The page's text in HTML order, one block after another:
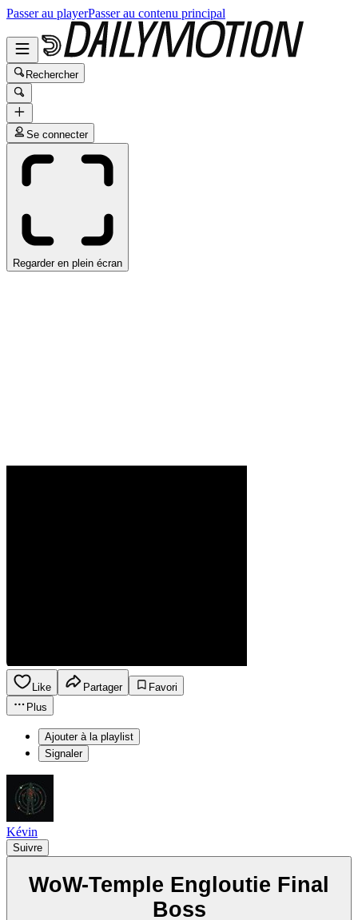
Passer au playerPasser au contenu principal
Rechercher
Se connecter
Regarder en plein écran
Like Partager
Favori
Plus
Ajouter à la playlist
Signaler
Kévin
Suivre
WoW-Temple Engloutie Final
Boss